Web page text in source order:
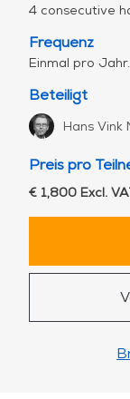
4 consecutive
Frequenz
Einmal pro Jahr.
Beteiligt
Hans Vink
Preis pro
€ 1,800 Excl.